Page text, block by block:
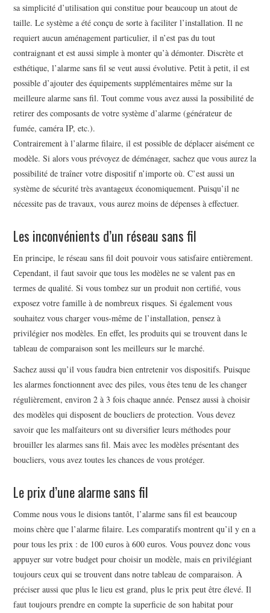
sa simplicité d’utilisation qui constitue pour beaucoup un atout de
taille. Le système a été conçu de sorte à faciliter l’installation. Il ne
requiert aucun aménagement particulier, il n’est pas du tout
contraignant et est aussi simple à monter qu’à démonter. Discrète et
esthétique, l’alarme sans fil se veut aussi évolutive. Petit à petit, il est
possible d’ajouter des équipements supplémentaires même sur la
meilleure alarme sans fil. Tout comme vous avez aussi la possibilité de
retirer des composants de votre système d’alarme (générateur de
fumée, caméra IP, etc.).
Contrairement à l’alarme filaire, il est possible de déplacer aisément ce
modèle. Si alors vous prévoyez de déménager, sachez que vous aurez la
possibilité de traîner votre dispositif n’importe où. C’est aussi un
système de sécurité très avantageux économiquement. Puisqu’il ne
nécessite pas de travaux, vous aurez moins de dépenses à effectuer.
Les inconvénients d’un réseau sans fil
En principe, le réseau sans fil doit pouvoir vous satisfaire entièrement.
Cependant, il faut savoir que tous les modèles ne se valent pas en
termes de qualité. Si vous tombez sur un produit non certifié, vous
exposez votre famille à de nombreux risques. Si également vous
souhaitez vous charger vous-même de l’installation, pensez à
privilégier nos modèles. En effet, les produits qui se trouvent dans le
tableau de comparaison sont les meilleurs sur le marché.
Sachez aussi qu’il vous faudra bien entretenir vos dispositifs. Puisque
les alarmes fonctionnent avec des piles, vous êtes tenu de les changer
régulièrement, environ 2 à 3 fois chaque année. Pensez aussi à choisir
des modèles qui disposent de boucliers de protection. Vous devez
savoir que les malfaiteurs ont su diversifier leurs méthodes pour
brouiller les alarmes sans fil. Mais avec les modèles présentant des
boucliers, vous avez toutes les chances de vous protéger.
Le prix d’une alarme sans fil
Comme nous vous le disions tantôt, l’alarme sans fil est beaucoup
moins chère que l’alarme filaire. Les comparatifs montrent qu’il y en a
pour tous les prix : de 100 euros à 600 euros. Vous pouvez donc vous
appuyer sur votre budget pour choisir un modèle, mais en privilégiant
toujours ceux qui se trouvent dans notre tableau de comparaison. À
préciser aussi que plus le lieu est grand, plus le prix peut être élevé. Il
faut toujours prendre en compte la superficie de son habitat pour